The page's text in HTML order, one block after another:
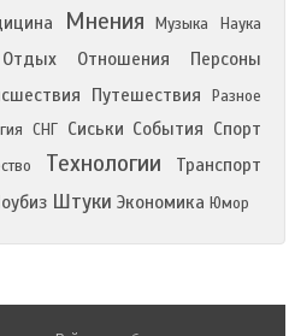
Мнения Музыка Наука
Отдых Отношения Персоны
Путешествия
Разное
СНГ Сиськи События Спорт
Технологии Транспорт
Штуки Экономика Юмор